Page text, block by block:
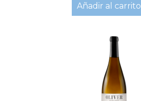
Añadir al carrito